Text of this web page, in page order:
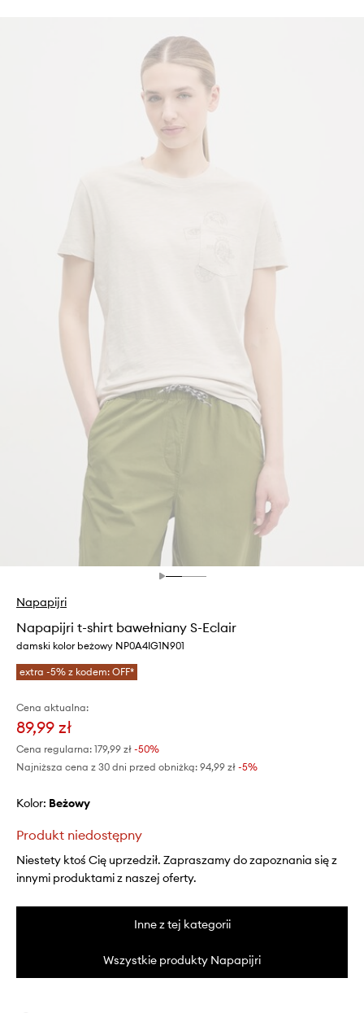
Napapijri
Napapijri t-shirt bawełniany S-Eclair
damski kolor beżowy NP0A4IG1N901
extra -5% z kodem: OFF*
Cena aktualna:
89,99 zł
Cena regularna: 179,99 zł -50%
Najniższa cena z 30 dni przed obniżką: 94,99 zł -5%
Kolor: beżowy
Produkt niedostępny
Niestety ktoś Cię uprzedził. Zapraszamy do zapoznania się z
innymi produktami z naszej oferty.
Inne z tej kategorii
Wszystkie produkty Napapijri